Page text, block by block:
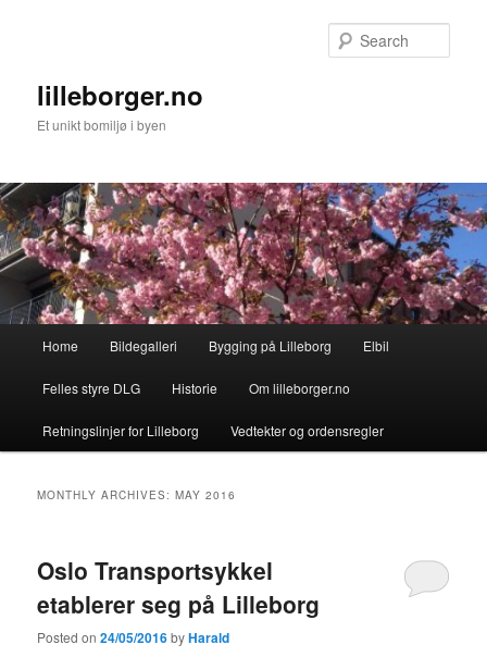
lilleborger.no
Et unikt bomiljø i byen
Home Bildegalleri Bygging på Lilleborg Elbil
Felles styre DLG Historie Om lilleborger.no
Retningslinjer for Lilleborg Vedtekter og ordensregler
MONTHLY ARCHIVES:MAY 2016
Oslo Transportsykkel
etablerer seg på Lilleborg
Posted on24/05/2016byHarald